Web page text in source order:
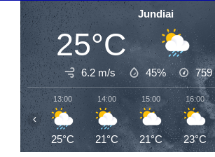
Jundiai
25°C
6.2 m/s 45% 759
13:00
25°C
14:00
21°C
15:00
21°C
16:00
23°C
‹